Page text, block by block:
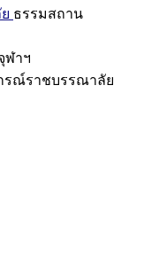
ธรรมสถาน
ฬาฯ
รณ์ราชบรรณาลัย